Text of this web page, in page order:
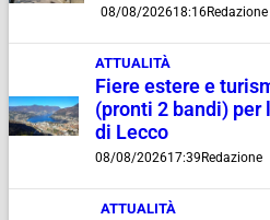
08/08/202618:16Redazione
ATTUALITÀ
Fiere estere e
(pronti 2 bandi) per
di Lecco
08/08/202617:39 Redazione
ATTUALITÀ